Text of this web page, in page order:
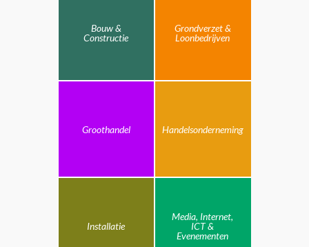
Bouw &
Constructie
Grondverzet &
Loonbedrijven
Groothandel Handelsonderneming
Installatie
Media, Internet,
ICT &
Evenementen